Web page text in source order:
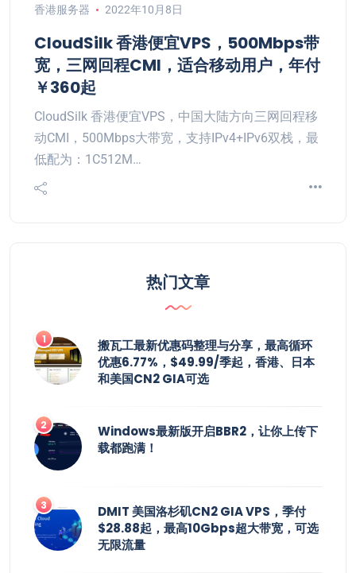
香港服务器 2022年10月8日
CloudSilk 香港便宜VPS，500Mbps带
宽，三网回程CMI，适合移动用户，年付
￥360起
CloudSilk 香港便宜VPS，中国大陆方向三网回程移
动CMI，500Mbps大带宽，支持IPv4+IPv6双栈，最
低配为：1C512M…
热门文章
搬瓦工最新优惠码整理与分享，最高循环
优惠6.77%，$49.99/季起，香港、日本
和美国CN2 GIA可选
Windows最新版开启BBR2，让你上传下
载都跑满！
DMIT 美国洛杉矶CN2 GIA VPS，季付
$28.88起，最高10Gbps超大带宽，可选
无限流量